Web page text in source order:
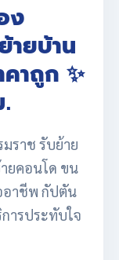
ง
ายบ้าน
าถูก ✨
ราช รับย้าย
ยคอนโด ขน
อาชีพ กัปตัน
ารประทับใจ